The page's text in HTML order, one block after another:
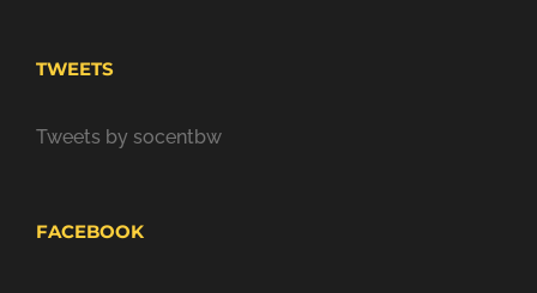
TWEETS
Tweets by socentbw
FACEBOOK